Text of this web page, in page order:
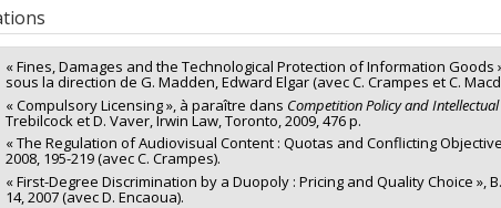
Doctorat
obtenu :Ph. D.
le document dans Papyrus
« Fines, Damages and the Technological Protection of Information Goods
sous la direction de G. Madden, Edward Elgar (avec C. Crampes et C.
« Compulsory Licensing », à paraître dans Competition Policy and
Trebilcock et D. Vaver, Irwin Law, Toronto, 2009, 476 p.
« The Regulation of Audiovisual Content : Quotas and Conflicting
2008, 195-219 (avec C. Crampes).
« First-Degree Discrimination by a Duopoly : Pricing and Quality Choice »,
14, 2007 (avec D. Encaoua).